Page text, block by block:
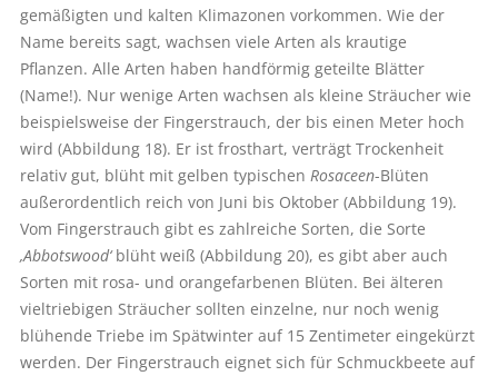
gemäßigten und kalten Klimazonen vorkommen. Wie der
Name bereits sagt, wachsen viele Arten als krautige
Pflanzen. Alle Arten haben handförmig geteilte Blätter
(Name!). Nur wenige Arten wachsen als kleine Sträucher wie
beispielsweise der Fingerstrauch, der bis einen Meter hoch
wird (Abbildung 18). Er ist frosthart, verträgt Trockenheit
relativ gut, blüht mit gelben typischen Rosaceen-Blüten
außerordentlich reich von Juni bis Oktober (Abbildung 19).
Vom Fingerstrauch gibt es zahlreiche Sorten, die Sorte
‚Abbotswood‘blüht weiß (Abbildung 20), es gibt aber auch
Sorten mit rosa- und orangefarbenen Blüten. Bei älteren
vieltriebigen Sträucher sollten einzelne, nur noch wenig
blühende Triebe im Spätwinter auf 15 Zentimeter eingekürzt
werden. Der Fingerstrauch eignet sich für Schmuckbeete auf